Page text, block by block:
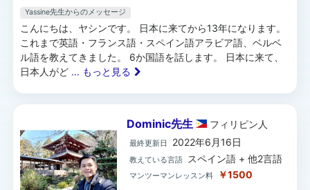
Yassine先生からのメッセージ
こんにちは、ヤシンです。 日本に来てから13年になります。
これまで英語・フランス語・スペイン語アラビア語、ベルベ
ル語を教えてきました。 6か国語を話します。 日本に来て、
日本人がど ... もっと見る
Dominic先生 フィリピン 人
最終更新日 2022年6月16日
教えている言語 スペイン語 + 他2言語
マンツーマンレッスン料 ￥1500